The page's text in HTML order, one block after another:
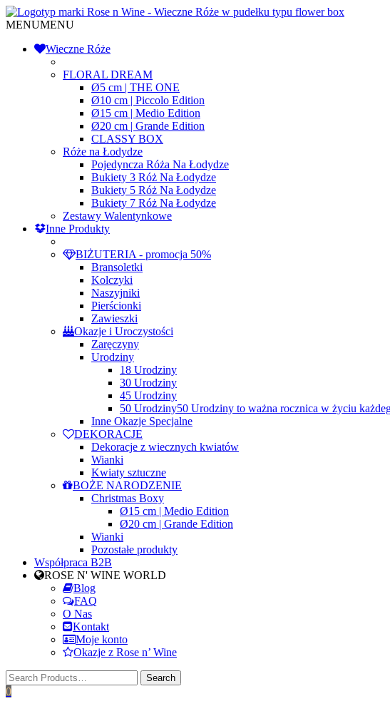
Toggle
MENUMENU
Wieczne Róże
FLORAL DREAM
Ø5 cm | THE ONE
Ø10 cm | Piccolo Edition
Ø15 cm | Medio Edition
Ø20 cm | Grande Edition
CLASSY BOX
Róże na Łodydze
Pojedyncza Róża Na Łodydze
Bukiety 3 Róż Na Łodydze
Bukiety 5 Róż Na Łodydze
Bukiety 7 Róż Na Łodydze
Zestawy Walentynkowe
Inne Produkty
BIŻUTERIA - promocja 50%
Bransoletki
Kolczyki
Naszyjniki
Pierścionki
Zawieszki
Okazje i Uroczystości
Zaręczyny
Urodziny
18 Urodziny
30 Urodziny
45 Urodziny
50 Urodziny50 Urodziny to ważna rocznica w życiu
Inne Okazje Specjalne
DEKORACJE
Dekoracje z wiecznych kwiatów
Wianki
Kwiaty sztuczne
BOŻE NARODZENIE
Christmas Boxy
Ø15 cm | Medio Edition
Ø20 cm | Grande Edition
Wianki
Pozostałe produkty
Współpraca B2B
ROSE N' WINE WORLD
Blog
FAQ
O Nas
Kontakt
Moje konto
Okazje z Rose n’ Wine
0